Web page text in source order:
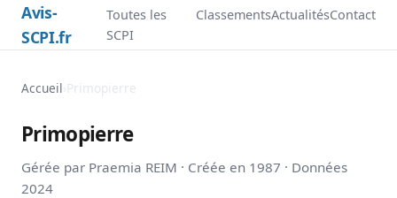
Avis-
SCPI.fr
Toutes les
SCPI
ClassementsActualitésContact
Accueil› Primopierre
Primopierre
Gérée par Praemia REIM · Créée en 1987 · Données
2024